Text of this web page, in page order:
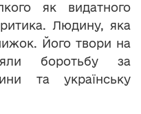
як видатного
Людину, яка
Його твори на
боротьбу за
та українську